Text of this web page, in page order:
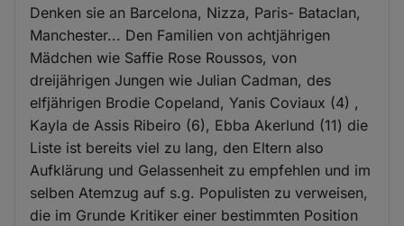
Denken sie an Barcelona, Nizza, Paris- Bataclan,
Manchester... Den Familien von achtjährigen
Mädchen wie Saffie Rose Roussos, von
dreijährigen Jungen wie Julian Cadman, des
elfjährigen Brodie Copeland, Yanis Coviaux (4) ,
Kayla de Assis Ribeiro (6), Ebba Akerlund (11) die
Liste ist bereits viel zu lang, den Eltern also
Aufklärung und Gelassenheit zu empfehlen und im
selben Atemzug auf s.g. Populisten zu verweisen,
die im Grunde Kritiker einer bestimmten Position